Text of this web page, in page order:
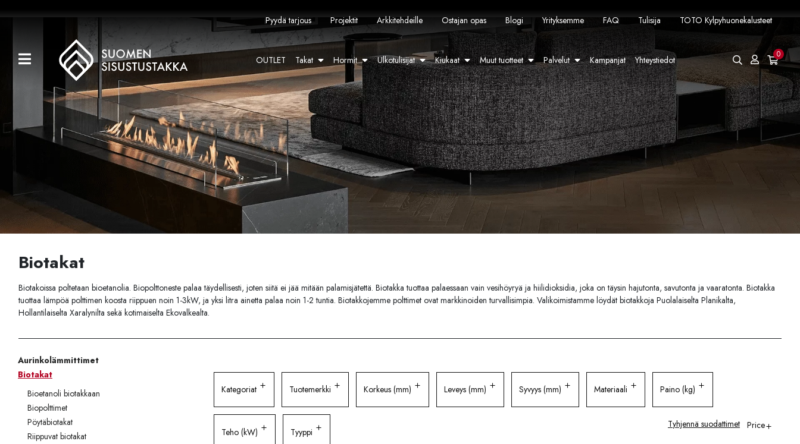
Kaikki tuotteet
Tuotemerkit
Ulkotulisijat
Kiukaat
Kampanjat
Projektit
Arkkitehdeille
Ostajan opas
Pyydä tarjous Projektit Arkkitehdeille Ostajan opas Blogi Yrityksemme FAQ Tulisija TOTO Kylpyhuonekalusteet
OUTLET Takat Hormit Ulkotulisijat Kiukaat Muut tuotteet Palvelut Kampanjat Yhteystiedot 0
Biotakat
Biotakoissa poltetaan bioetanolia. Biopolttoneste palaa täydellisesti, joten siitä ei jää mitään palamisjätettä. Biotakka tuottaa palaessaan vain vesihöyryä ja hiilidioksidia, joka on täysin hajutonta, savutonta ja vaaratonta. Biotakka
tuottaa lämpöä polttimen koosta riippuen noin 1-3kW, ja yksi litra ainetta palaa noin 1-2 tuntia. Biotakkojemme polttimet ovat markkinoiden turvallisimpia. Valikoimistamme löydät biotakkoja Puolalaiselta Planikalta,
Hollantilaiselta Xaralynilta sekä kotimaiselta Ekovalkealta.
Aurinkolämmittimet
Biotakat
Bioetanoli biotakkaan
Biopolttimet
Pöytäbiotakat
Riippuvat biotakat
Kategoriat Tuotemerkki Korkeus (mm) Leveys (mm) Syvyys (mm) Materiaali Paino (kg)
Teho (kW) Tyyppi
Tyhjennä suodattimet Price